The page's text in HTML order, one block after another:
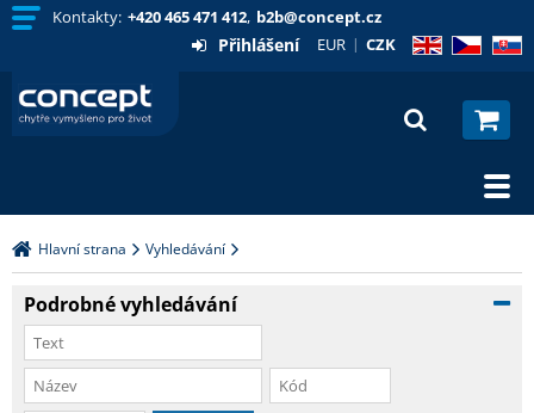
Kontakty: +420 465 471 412, b2b@concept.cz
EN CZ SK
EUR CZK
Přihlášení
Hlavní strana Vyhledávání
Podrobné vyhledávání